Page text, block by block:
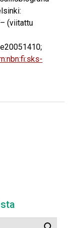
(viitattu